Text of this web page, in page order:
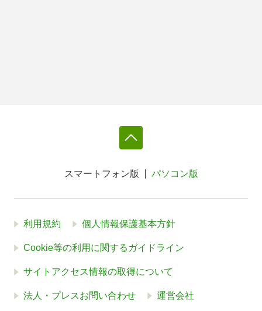
スマートフォン版 パソコン版
利用規約 個人情報保護基本方針
Cookie等の利用に関するガイドライン
サイトアクセス情報の取得について
法人・プレスお問い合わせ 運営会社